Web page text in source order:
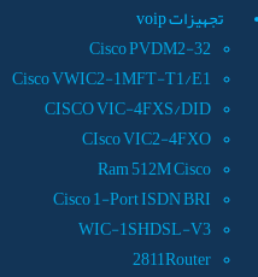
تجهيزات voip
Cisco PVDM2-32
Cisco VWIC2-1MFT-T1/E1
CISCO VIC-4FXS/DID
CIsco VIC2-4FXO
Ram 512M Cisco
Cisco 1-Port ISDN BRI
WIC-1SHDSL-V3
2811Router